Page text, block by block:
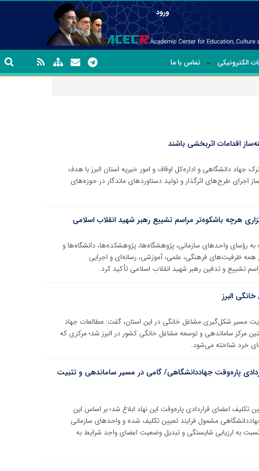
ورود
الکترونیکی تماس با ما
اقدامات اثربخشی باشند
دانشگاهی و اداره‌کل اوقاف و امور خیریه استان البرز با هدف
اجرای طرح‌های اثرگذار و تولید دستاوردهای ماندگار در حوزه‌های
هرچه باشکوه‌تر مراسم تشییع رهبر شهید انقلاب اسلامی
رؤسای واحدهای سازمانی، پژوهشگاه‌ها، پژوهشکده‌ها، دانشگاه‌ها و
همه ظرفیت‌های فرهنگی، علمی، آموزشی، رسانه‌ای و اجرایی
تشییع و تدفین رهبر شهید انقلاب اسلامی تأکید کرد.
البرز
مسیر شکل‌گیری مشاغل خانگی در این استان، گفت: مطالعات جهاد
راه‌اندازی نخستین مرکز ساماندهی و توسعه مشاغل خانگی کشور در البرز شد؛ مرکزی که
خرد شناخته می‌شود.
پاره‌وقت جهاددانشگاهی/ گامی در مسیر ساماندهی و تثبیت
تکلیف اعضای قراردادی پاره‌وقت این نهاد ابلاغ شد؛ بر اساس این
مشمول فرایند تعیین تکلیف شده و واحدهای سازمانی
به ارزیابی شایستگی و تبدیل وضعیت اعضای واجد شرایط به